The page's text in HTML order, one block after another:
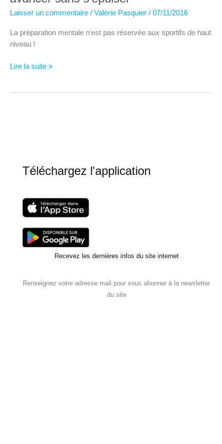
Laisser un commentaire / Valérie Pasquier / 07/11/2016
La préparation mentale n’est pas réservée aux sportifs de haut
niveau !
Préparation
Lire la suite »
Téléchargez l'application
Recevez les dernières infos du site internet
Renseignez votre adresse mail pour vous abonner à la newsletter
du site